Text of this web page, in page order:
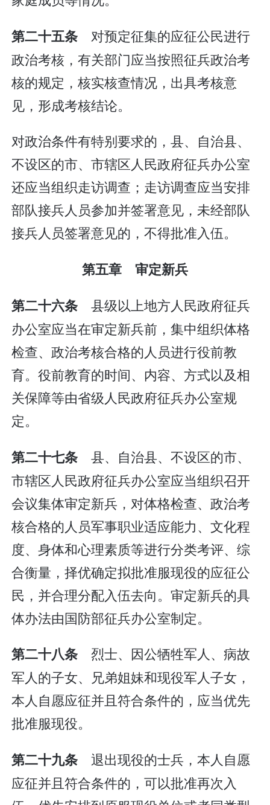
第二十五条 对预定征集的应征公民进行
政治考核，有关部门应当按照征兵政治考
核的规定，核实核查情况，出具考核意
见，形成考核结论。
对政治条件有特别要求的，县、自治县、
不设区的市、市辖区人民政府征兵办公室
还应当组织走访调查；走访调查应当安排
部队接兵人员参加并签署意见，未经部队
接兵人员签署意见的，不得批准入伍。
第五章 审定新兵
第二十六条 县级以上地方人民政府征兵
办公室应当在审定新兵前，集中组织体格
检查、政治考核合格的人员进行役前教
育。役前教育的时间、内容、方式以及相
关保障等由省级人民政府征兵办公室规
定。
第二十七条 县、自治县、不设区的市、
市辖区人民政府征兵办公室应当组织召开
会议集体审定新兵，对体格检查、政治考
核合格的人员军事职业适应能力、文化程
度、身体和心理素质等进行分类考评、综
合衡量，择优确定拟批准服现役的应征公
民，并合理分配入伍去向。审定新兵的具
体办法由国防部征兵办公室制定。
第二十八条 烈士、因公牺牲军人、病故
军人的子女、兄弟姐妹和现役军人子女，
本人自愿应征并且符合条件的，应当优先
批准服现役。
第二十九条 退出现役的士兵，本人自愿
应征并且符合条件的，可以批准再次入